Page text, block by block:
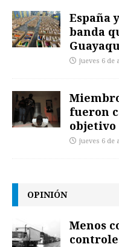
España
banda
jueves 6 de
fueron
objetivo
jueves 6 de
OPINIÓN
Menos